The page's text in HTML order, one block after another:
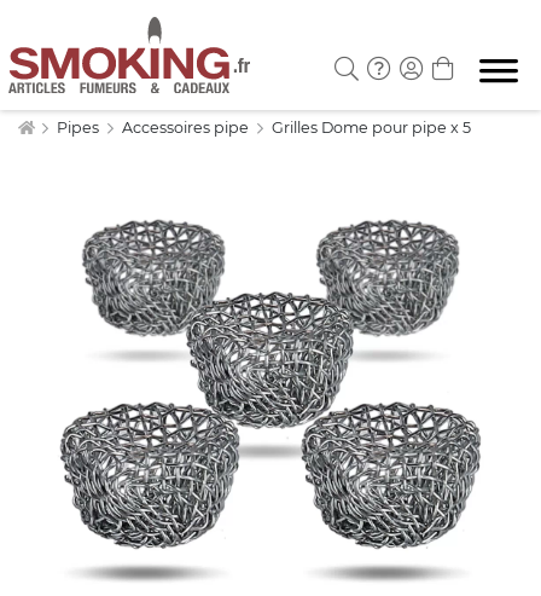
Pipes Accessoires pipe Grilles Dome pour pipe x 5